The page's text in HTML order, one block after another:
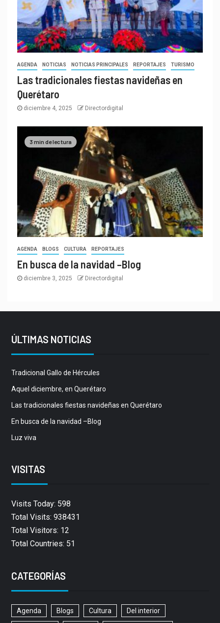
AGENDA NOTICIAS NOTICIAS PRINCIPALES REPORTAJES TURISMO
Las tradicionales fiestas navideñas en
Querétaro
diciembre 4, 2025 Directordigital
3 min de lectura
AGENDA BLOGS CULTURA REPORTAJES
En busca de la navidad –Blog
diciembre 3, 2025 Directordigital
ÚLTIMAS NOTICIAS
Tradicional Gallo de Hércules
Aquel diciembre, en Querétaro
Las tradicionales fiestas navideñas en Querétaro
En busca de la navidad –Blog
Luz viva
VISITAS
Visits Today: 598
Total Visits: 938431
Total Visitors: 12
Total Countries: 51
CATEGORÍAS
Agenda Blogs Cultura Del interior